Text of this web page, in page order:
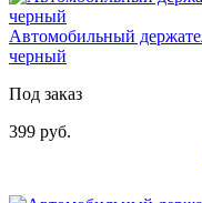
Автомобильный
черный
Под заказ
399 руб.